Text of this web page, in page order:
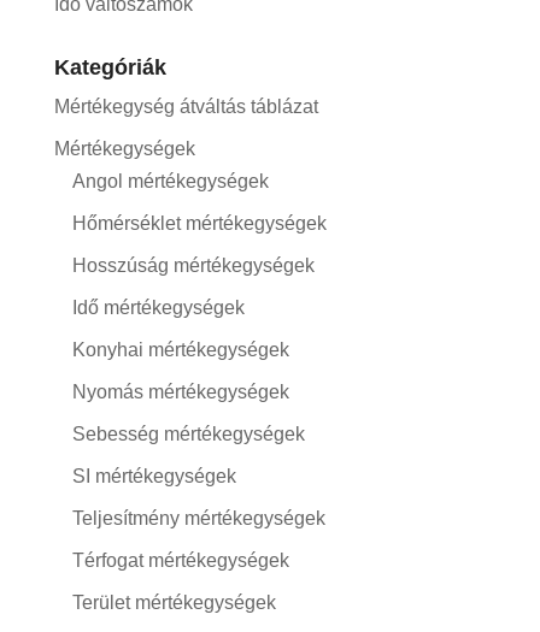
Idő váltószámok
Kategóriák
Mértékegység átváltás táblázat
Mértékegységek
Angol mértékegységek
Hőmérséklet mértékegységek
Hosszúság mértékegységek
Idő mértékegységek
Konyhai mértékegységek
Nyomás mértékegységek
Sebesség mértékegységek
SI mértékegységek
Teljesítmény mértékegységek
Térfogat mértékegységek
Terület mértékegységek